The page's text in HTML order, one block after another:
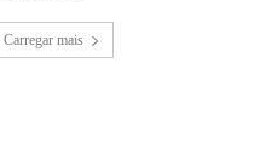
Carregar mais